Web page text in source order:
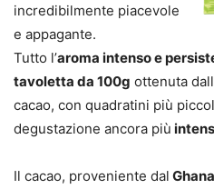
incredibilmente piacevole
e appagante.
Tutto l’aroma intenso e
tavoletta da 100g ottenuta
cacao, con quadratini più
degustazione ancora più
Il cacao, proveniente dal Ghana